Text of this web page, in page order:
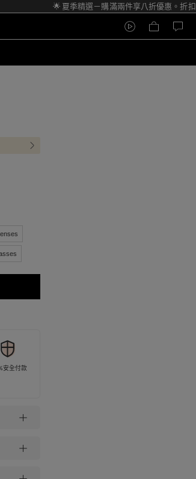
🌟 夏季精選－購滿兩件享八折優惠。折扣
安全付款